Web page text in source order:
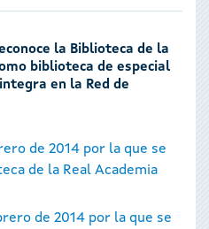
la Biblioteca de la
biblioteca de especial
en la Red de
de 2014 por la que se
de la Real Academia
de 2014 por la que se